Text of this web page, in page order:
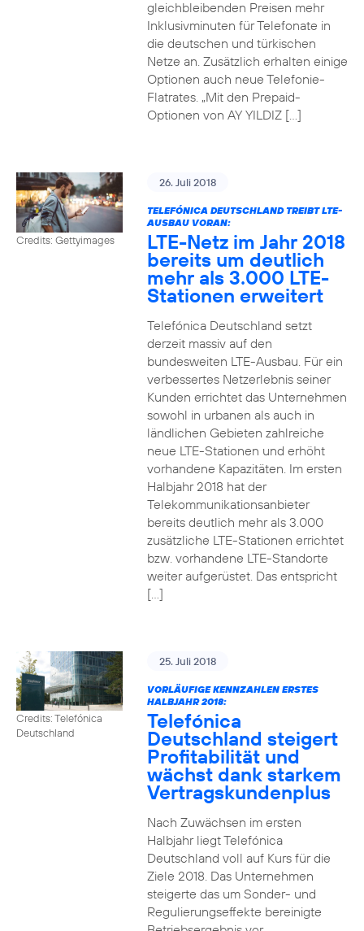
gleichbleibenden Preisen mehr
Inklusivminuten für Telefonate in
die deutschen und türkischen
Netze an. Zusätzlich erhalten einige
Optionen auch neue Telefonie-
Flatrates. „Mit den Prepaid-
Optionen von AY YILDIZ […]
Credits: Gettyimages
26. Juli 2018
TELEFÓNICA DEUTSCHLAND TREIBT LTE-
AUSBAU VORAN:
LTE-Netz im Jahr 2018
bereits um deutlich
mehr als 3.000 LTE-
Stationen erweitert
Telefónica Deutschland setzt
derzeit massiv auf den
bundesweiten LTE-Ausbau. Für ein
verbessertes Netzerlebnis seiner
Kunden errichtet das Unternehmen
sowohl in urbanen als auch in
ländlichen Gebieten zahlreiche
neue LTE-Stationen und erhöht
vorhandene Kapazitäten. Im ersten
Halbjahr 2018 hat der
Telekommunikationsanbieter
bereits deutlich mehr als 3.000
zusätzliche LTE-Stationen errichtet
bzw. vorhandene LTE-Standorte
weiter aufgerüstet. Das entspricht
[…]
Credits: Telefónica
Deutschland
25. Juli 2018
VORLÄUFIGE KENNZAHLEN ERSTES
HALBJAHR 2018:
Telefónica
Deutschland steigert
Profitabilität und
wächst dank starkem
Vertragskundenplus
Nach Zuwächsen im ersten
Halbjahr liegt Telefónica
Deutschland voll auf Kurs für die
Ziele 2018. Das Unternehmen
steigerte das um Sonder- und
Regulierungseffekte bereinigte